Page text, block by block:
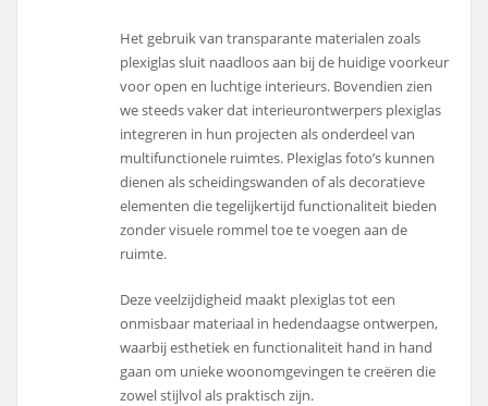
Het gebruik van transparante materialen zoals
plexiglas sluit naadloos aan bij de huidige voorkeur
voor open en luchtige interieurs. Bovendien zien
we steeds vaker dat interieurontwerpers plexiglas
integreren in hun projecten als onderdeel van
multifunctionele ruimtes. Plexiglas foto’s kunnen
dienen als scheidingswanden of als decoratieve
elementen die tegelijkertijd functionaliteit bieden
zonder visuele rommel toe te voegen aan de
ruimte.
Deze veelzijdigheid maakt plexiglas tot een
onmisbaar materiaal in hedendaagse ontwerpen,
waarbij esthetiek en functionaliteit hand in hand
gaan om unieke woonomgevingen te creëren die
zowel stijlvol als praktisch zijn.